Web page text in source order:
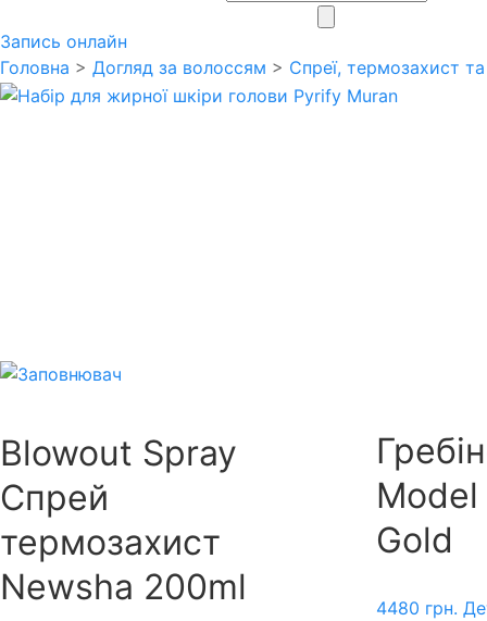
Запись онлайн
Головна > Догляд за волоссям > Спреї, термозахист
Blowout Spray
Спрей
термозахист
Newsha 200ml
Gold
4480 грн.